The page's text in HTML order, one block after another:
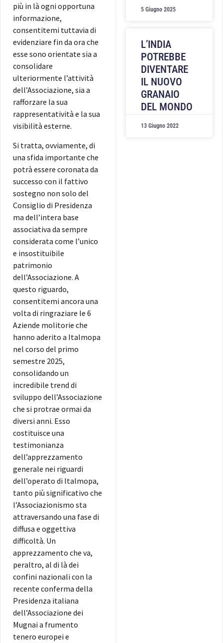
più in là ogni opportuna
informazione,
consentitemi tuttavia di
evidenziare fin da ora che
esse sono orientate sia a
consolidare
ulteriormente l’attività
dell’Associazione, sia a
rafforzare la sua
rappresentatività e la sua
visibilità esterne.
Si tratta, ovviamente, di
una sfida importante che
potrà essere coronata da
successo con il fattivo
sostegno non solo del
Consiglio di Presidenza
ma dell’intera base
associativa da sempre
considerata come l’unico
e insostituibile
patrimonio
dell’Associazione. A
questo riguardo,
consentitemi ancora una
volta di ringraziare le 6
Aziende molitorie che
hanno aderito a Italmopa
nel corso del primo
semestre 2025,
consolidando un
incredibile trend di
sviluppo dell’Associazione
che si protrae ormai da
diversi anni. Esso
costituisce una
testimonianza
dell’apprezzamento
generale nei riguardi
dell’operato di Italmopa,
tanto più significativo che
l’Associazionismo sta
attraversando una fase di
diffusa e oggettiva
difficoltà. Un
apprezzamento che va,
peraltro, al di là dei
confini nazionali con la
recente conferma della
Presidenza italiana
dell’Associazione dei
Mugnai a frumento
tenero europei e
5 Giugno 2025
L’INDIA
POTREBBE
DIVENTARE
IL NUOVO
GRANAIO
DEL MONDO
13 Giugno 2022